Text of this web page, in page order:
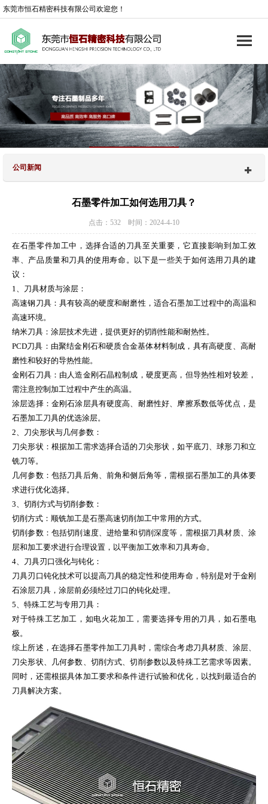
东莞市恒石精密科技有限公司欢迎您！
公司新闻
石墨零件加工如何选用刀具？
点击：532 时间：2024-4-10
在石墨零件加工中，选择合适的刀具至关重要，它直接影响到加工效
率、产品质量和刀具的使用寿命。以下是一些关于如何选用刀具的建
议：
1、刀具材质与涂层：
高速钢刀具：具有较高的硬度和耐磨性，适合石墨加工过程中的高温和
高速环境。
纳米刀具：涂层技术先进，提供更好的切削性能和耐热性。
PCD刀具：由聚结金刚石和硬质合金基体材料制成，具有高硬度、高耐
磨性和较好的导热性能。
金刚石刀具：由人造金刚石晶粒制成，硬度更高，但导热性相对较差，
需注意控制加工过程中产生的高温。
涂层选择：金刚石涂层具有硬度高、耐磨性好、摩擦系数低等优点，是
石墨加工刀具的优选涂层。
2、刀尖形状与几何参数：
刀尖形状：根据加工需求选择合适的刀尖形状，如平底刀、球形刀和立
铣刀等。
几何参数：包括刀具后角、前角和侧后角等，需根据石墨加工的具体要
求进行优化选择。
3、切削方式与切削参数：
切削方式：顺铣加工是石墨高速切削加工中常用的方式。
切削参数：包括切削速度、进给量和切削深度等，需根据刀具材质、涂
层和加工要求进行合理设置，以平衡加工效率和刀具寿命。
4、刀具刃口强化与钝化：
刀具刃口钝化技术可以提高刀具的稳定性和使用寿命，特别是对于金刚
石涂层刀具，涂层前必须经过刀口的钝化处理。
5、特殊工艺与专用刀具：
对于特殊工艺加工，如电火花加工，需要选择专用的刀具，如石墨电
极。
综上所述，在选择石墨零件加工刀具时，需综合考虑刀具材质、涂层、
刀尖形状、几何参数、切削方式、切削参数以及特殊工艺需求等因素。
同时，还需根据具体加工要求和条件进行试验和优化，以找到最适合的
刀具解决方案。